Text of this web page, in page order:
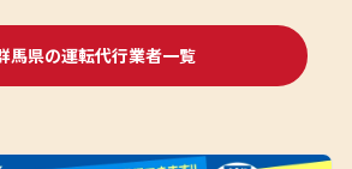
馬県の運転代行業者一覧